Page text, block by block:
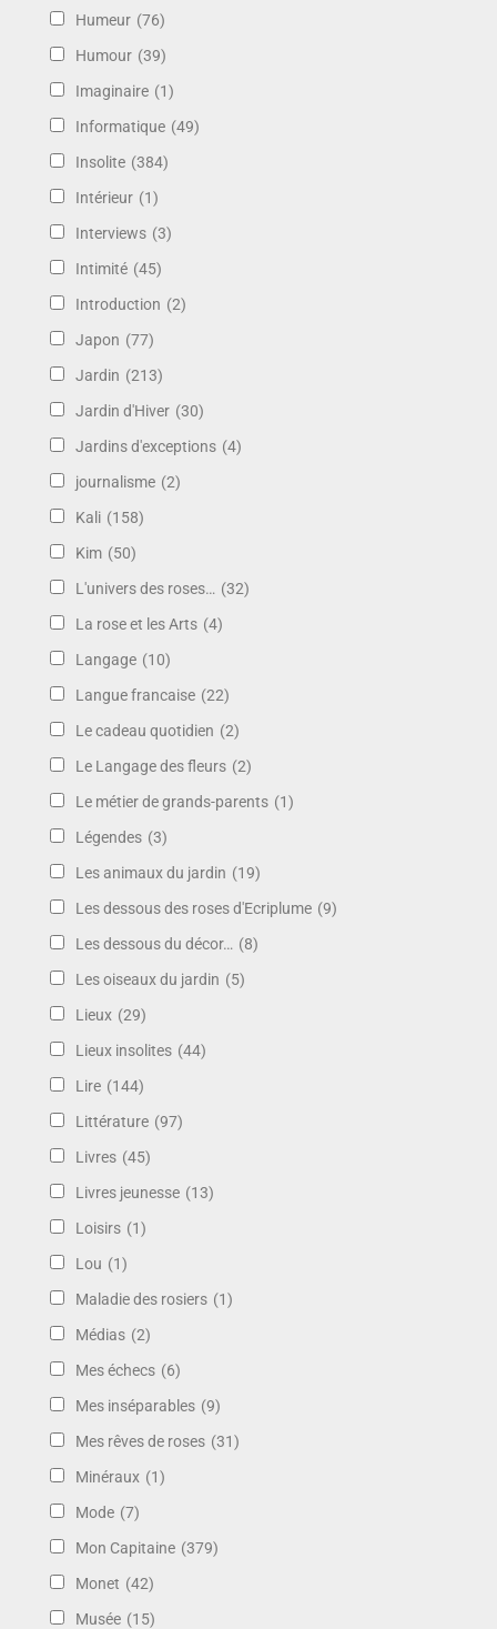
Humeur (76)
Humour (39)
Imaginaire (1)
Informatique (49)
Insolite (384)
Intérieur (1)
Interviews (3)
Intimité (45)
Introduction (2)
Japon (77)
Jardin (213)
Jardin d'Hiver (30)
Jardins d'exceptions (4)
journalisme (2)
Kali (158)
Kim (50)
L'univers des roses… (32)
La rose et les Arts (4)
Langage (10)
Langue francaise (22)
Le cadeau quotidien (2)
Le Langage des fleurs (2)
Le métier de grands-parents (1)
Légendes (3)
Les animaux du jardin (19)
Les dessous des roses d'Ecriplume (9)
Les dessous du décor… (8)
Les oiseaux du jardin (5)
Lieux (29)
Lieux insolites (44)
Lire (144)
Littérature (97)
Livres (45)
Livres jeunesse (13)
Loisirs (1)
Lou (1)
Maladie des rosiers (1)
Médias (2)
Mes échecs (6)
Mes inséparables (9)
Mes rêves de roses (31)
Minéraux (1)
Mode (7)
Mon Capitaine (379)
Monet (42)
Musée (15)